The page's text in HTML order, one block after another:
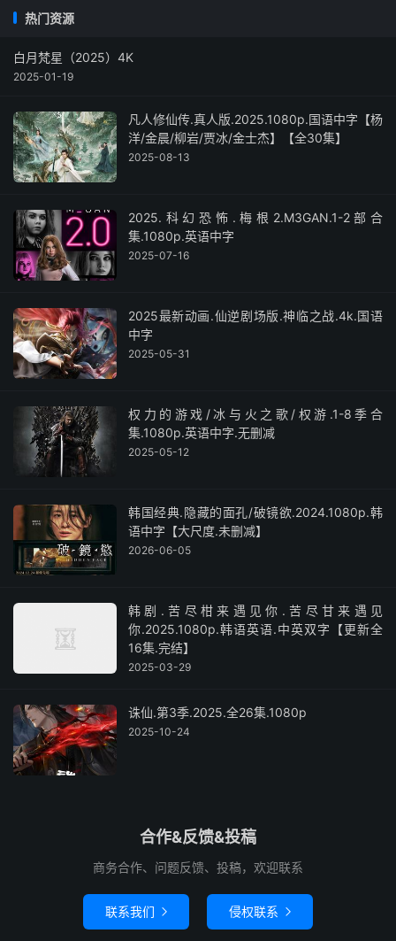
热门资源
白月梵星（2025）4K
2025-01-19
凡人修仙传.真人版.2025.1080p.国语中字【杨
洋/金晨/柳岩/贾冰/金士杰】【全30集】
2025-08-13
2025.科幻恐怖.梅根2.M3GAN.1-2部合
集.1080p.英语中字
2025-07-16
2025最新动画.仙逆剧场版.神临之战.4k.国语
中字
2025-05-31
权力的游戏/冰与火之歌/权游.1-8季合
集.1080p.英语中字.无删减
2025-05-12
韩国经典.隐藏的面孔/破镜欲.2024.1080p.韩
语中字【大尺度.未删减】
2026-06-05
韩剧.苦尽柑来遇见你.苦尽甘来遇见
你.2025.1080p.韩语英语.中英双字【更新全
16集.完结】
2025-03-29
诛仙.第3季.2025.全26集.1080p
2025-10-24
合作&反馈&投稿
商务合作、问题反馈、投稿，欢迎联系
联系我们  侵权联系 